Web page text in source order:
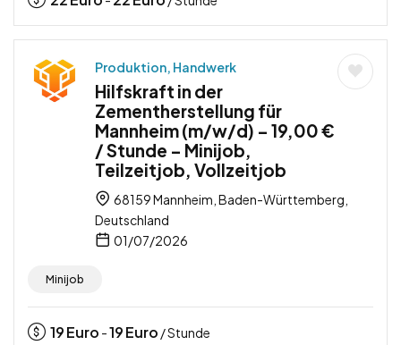
Produktion, Handwerk
Hilfskraft in der
Zementherstellung für
Mannheim (m/w/d) – 19,00 €
/ Stunde – Minijob,
Teilzeitjob, Vollzeitjob
68159 Mannheim, Baden-Württemberg,
Deutschland
01/07/2026
Minijob
19Euro -19Euro / Stunde